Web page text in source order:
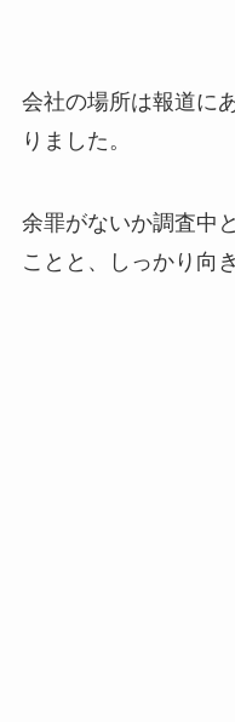
会社の場所は報道に
りました。
余罪がないか調査中
ことと、しっかり向